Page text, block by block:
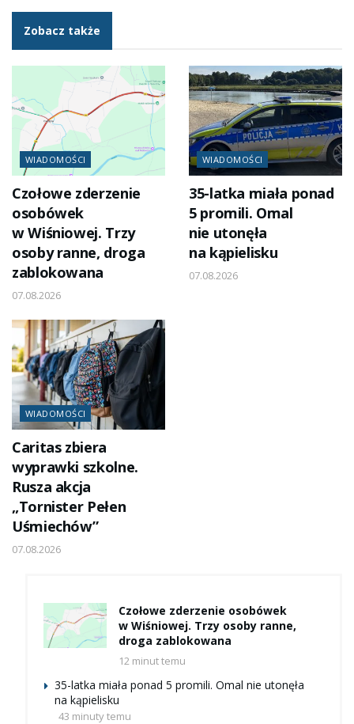
Zobacz także
WIADOMOŚCI
Czołowe zderzenie
osobówek
w Wiśniowej. Trzy
osoby ranne, droga
zablokowana
07.08.2026
WIADOMOŚCI
35-latka miała ponad
5 promili. Omal
nie utonęła
na kąpielisku
07.08.2026
WIADOMOŚCI
Caritas zbiera
wyprawki szkolne.
Rusza akcja
„Tornister Pełen
Uśmiechów”
07.08.2026
Czołowe zderzenie osobówek
w Wiśniowej. Trzy osoby ranne,
droga zablokowana
12 minut temu
35-latka miała ponad 5 promili. Omal nie utonęła
na kąpielisku
43 minuty temu